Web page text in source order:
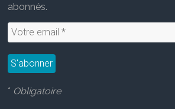
abonnés.
* Obligatoire